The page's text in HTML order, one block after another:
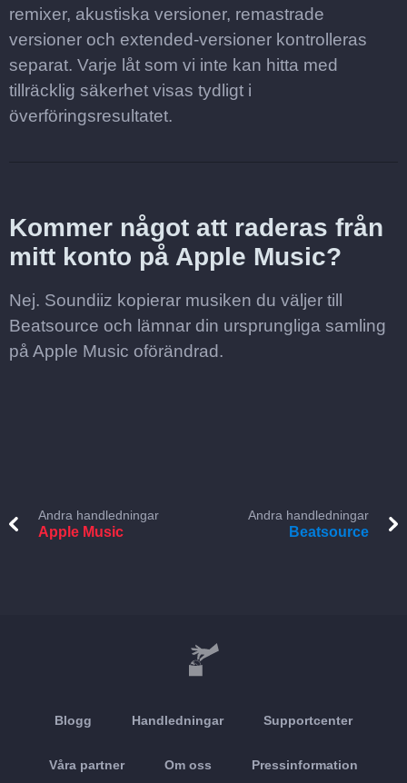
remixer, akustiska versioner, remastrade
versioner och extended-versioner kontrolleras
separat. Varje låt som vi inte kan hitta med
tillräcklig säkerhet visas tydligt i
överföringsresultatet.
Kommer något att raderas från
mitt konto på Apple Music?
Nej. Soundiiz kopierar musiken du väljer till
Beatsource och lämnar din ursprungliga samling
på Apple Music oförändrad.
Andra handledningar
Apple Music
Andra handledningar
Beatsource
Blogg Handledningar Supportcenter
Våra partner Om oss Pressinformation